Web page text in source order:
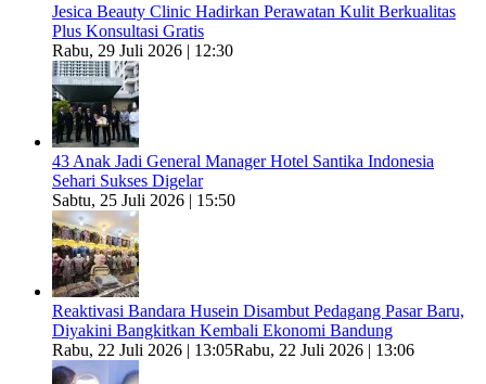
Jesica Beauty Clinic Hadirkan Perawatan Kulit Berkualitas
Plus Konsultasi Gratis
Rabu, 29 Juli 2026 | 12:30
43 Anak Jadi General Manager Hotel Santika Indonesia
Sehari Sukses Digelar
Sabtu, 25 Juli 2026 | 15:50
Reaktivasi Bandara Husein Disambut Pedagang Pasar Baru,
Diyakini Bangkitkan Kembali Ekonomi Bandung
Rabu, 22 Juli 2026 | 13:05Rabu, 22 Juli 2026 | 13:06